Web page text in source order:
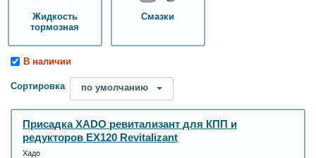
Жидкость
тормозная
Смазки
В наличии
Сортировка по умолчанию
Присадка XADO ревитализант для КПП и
редукторов EX120 Revitalizant
Хадо